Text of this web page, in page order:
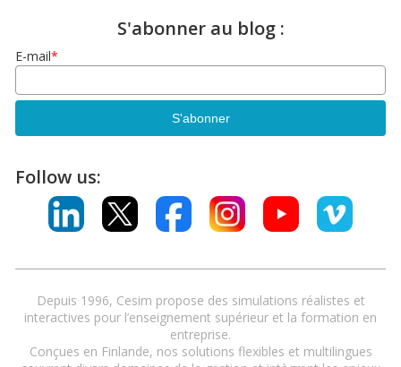
S'abonner au blog :
E-mail*
Follow us:
Depuis 1996, Cesim propose des simulations réalistes et
interactives pour l’enseignement supérieur et la formation en
entreprise.
Conçues en Finlande, nos solutions flexibles et multilingues